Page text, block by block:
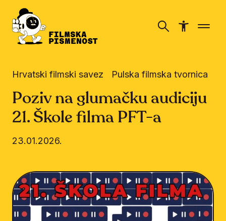
Hrvatski filmski savez Pulska filmska tvornica
Poziv na glumačku audiciju
21. Škole filma PFT-a
23.01.2026.